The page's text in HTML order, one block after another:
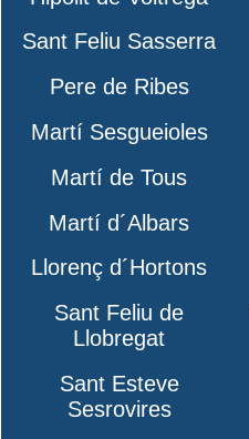
Sant Feliu Sasserra
Pere de Ribes
Martí Sesgueioles
Martí de Tous
Martí d´Albars
Llorenç d´Hortons
Sant Feliu de
Llobregat
Sant Esteve
Sesrovires